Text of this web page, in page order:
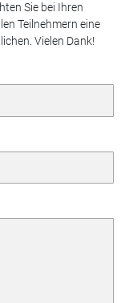
Sie bei Ihren
Teilnehmern eine
Vielen Dank!